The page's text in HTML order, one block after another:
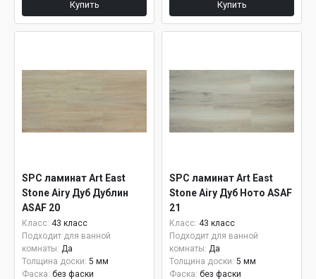
Купить Купить
SPC ламинат Art East
Stone Airy Дуб Дублин
ASAF 20
Класс: 43 класс
Подходит для ванной
комнаты: Да
Толщина доски: 5 мм
Фаска: без фаски
SPC ламинат Art East
Stone Airy Дуб Ното ASAF
21
Класс: 43 класс
Подходит для ванной
комнаты: Да
Толщина доски: 5 мм
Фаска: без фаски